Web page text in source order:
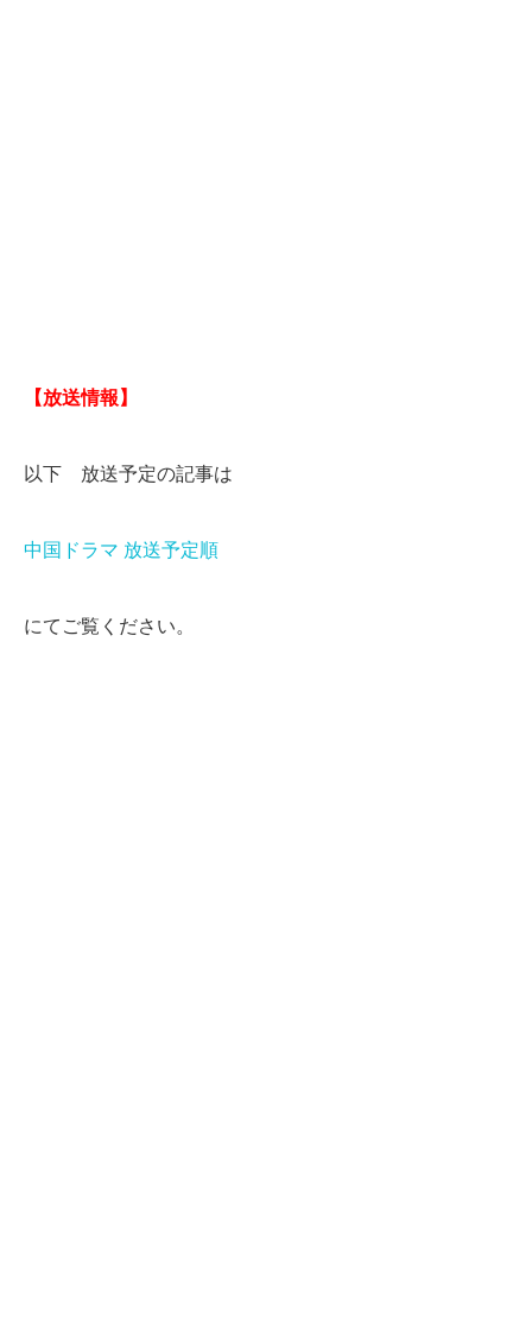
【放送情報】
以下 放送予定の記事は
中国ドラマ 放送予定順
にてご覧ください。